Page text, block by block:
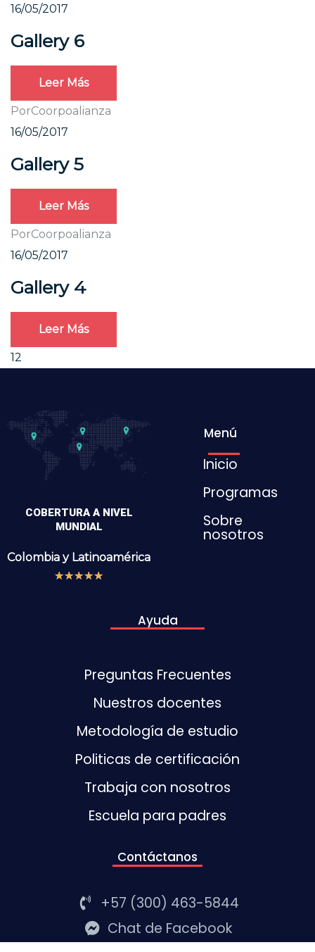
16/05/2017
Gallery 6
Leer Más
PorCoorpoalianza
16/05/2017
Gallery 5
Leer Más
PorCoorpoalianza
16/05/2017
Gallery 4
Leer Más
12
COBERTURA A NIVEL
MUNDIAL
Colombia y Latinoamérica
★★★★★
Menú
Inicio
Programas
Sobre
nosotros
Ayuda
Preguntas Frecuentes
Nuestros docentes
Metodología de estudio
Politicas de certificación
Trabaja con nosotros
Escuela para padres
Contáctanos
+57 (300) 463-5844
Chat de Facebook